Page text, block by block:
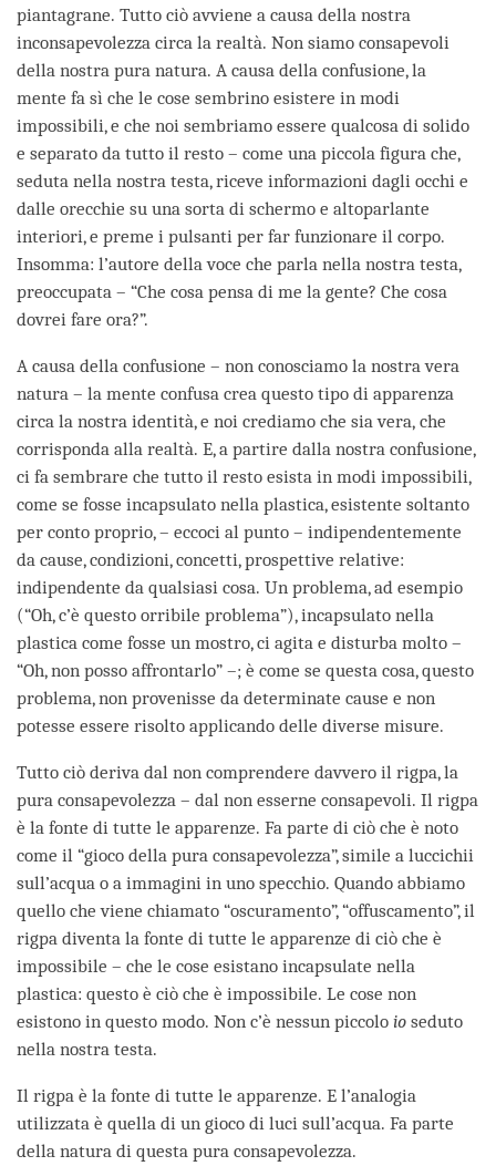
piantagrane. Tutto ciò avviene a causa della nostra
inconsapevolezza circa la realtà. Non siamo consapevoli
della nostra pura natura. A causa della confusione, la
mente fa sì che le cose sembrino esistere in modi
impossibili, e che noi sembriamo essere qualcosa di solido
e separato da tutto il resto – come una piccola figura che,
seduta nella nostra testa, riceve informazioni dagli occhi e
dalle orecchie su una sorta di schermo e altoparlante
interiori, e preme i pulsanti per far funzionare il corpo.
Insomma: l’autore della voce che parla nella nostra testa,
preoccupata – “Che cosa pensa di me la gente? Che cosa
dovrei fare ora?”.
A causa della confusione – non conosciamo la nostra vera
natura – la mente confusa crea questo tipo di apparenza
circa la nostra identità, e noi crediamo che sia vera, che
corrisponda alla realtà. E, a partire dalla nostra confusione,
ci fa sembrare che tutto il resto esista in modi impossibili,
come se fosse incapsulato nella plastica, esistente soltanto
per conto proprio, – eccoci al punto – indipendentemente
da cause, condizioni, concetti, prospettive relative:
indipendente da qualsiasi cosa. Un problema, ad esempio
(“Oh, c’è questo orribile problema”), incapsulato nella
plastica come fosse un mostro, ci agita e disturba molto –
“Oh, non posso affrontarlo” –; è come se questa cosa, questo
problema, non provenisse da determinate cause e non
potesse essere risolto applicando delle diverse misure.
Tutto ciò deriva dal non comprendere davvero il rigpa, la
pura consapevolezza – dal non esserne consapevoli. Il rigpa
è la fonte di tutte le apparenze. Fa parte di ciò che è noto
come il “gioco della pura consapevolezza”, simile a luccichii
sull’acqua o a immagini in uno specchio. Quando abbiamo
quello che viene chiamato “oscuramento”, “offuscamento”, il
rigpa diventa la fonte di tutte le apparenze di ciò che è
impossibile – che le cose esistano incapsulate nella
plastica: questo è ciò che è impossibile. Le cose non
esistono in questo modo. Non c’è nessun piccolo io seduto
nella nostra testa.
Il rigpa è la fonte di tutte le apparenze. E l’analogia
utilizzata è quella di un gioco di luci sull’acqua. Fa parte
della natura di questa pura consapevolezza.